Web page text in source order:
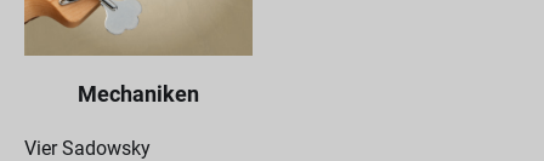
Mechaniken
Vier Sadowsky